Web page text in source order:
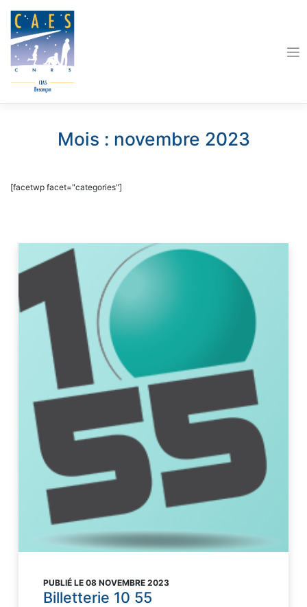
content
Mois : novembre 2023
[facetwp facet="categories"]
PUBLIÉ LE 08 NOVEMBRE 2023
Billetterie 10 55